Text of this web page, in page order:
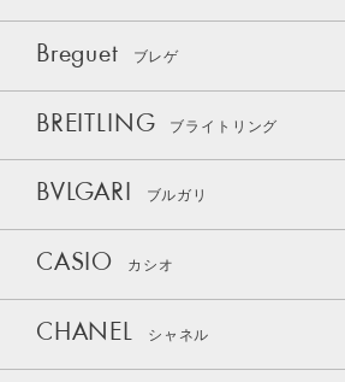
Breguet ブレゲ
BREITLING ブライトリング
BVLGARI ブルガリ
CASIO カシオ
CHANEL シャネル